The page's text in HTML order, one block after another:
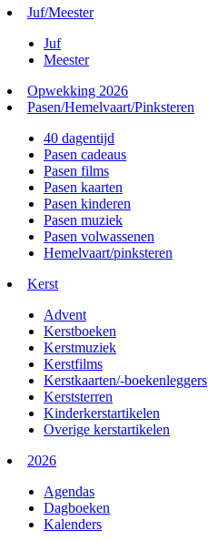
Juf/Meester
Juf
Meester
Opwekking 2026
Pasen/Hemelvaart/Pinksteren
40 dagentijd
Pasen cadeaus
Pasen films
Pasen kaarten
Pasen kinderen
Pasen muziek
Pasen volwassenen
Hemelvaart/pinksteren
Kerst
Advent
Kerstboeken
Kerstmuziek
Kerstfilms
Kerstkaarten/-boekenleggers
Kerststerren
Kinderkerstartikelen
Overige kerstartikelen
2026
Agendas
Dagboeken
Kalenders